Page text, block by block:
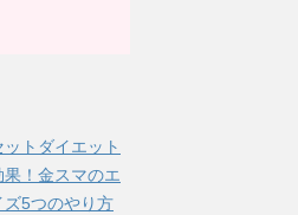
トダイエット
果！金スマのエ
ズ5つのやり方